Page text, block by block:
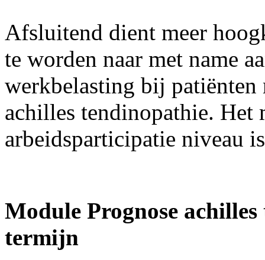
Afsluitend dient meer
te worden naar met name
werkbelasting bij
achilles tendinopathie. Het
arbeidsparticipatie niveau
Module Prognose
termijn